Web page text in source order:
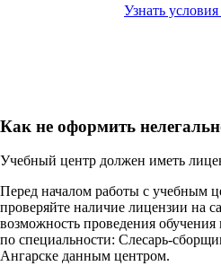
Узнать
Как не оформить
Учебный центр должен иметь
Перед началом работы с учебным
проверяйте наличие лицензии на
возможность проведения
по специальности: Слесарь-
Ангарске данным центром.